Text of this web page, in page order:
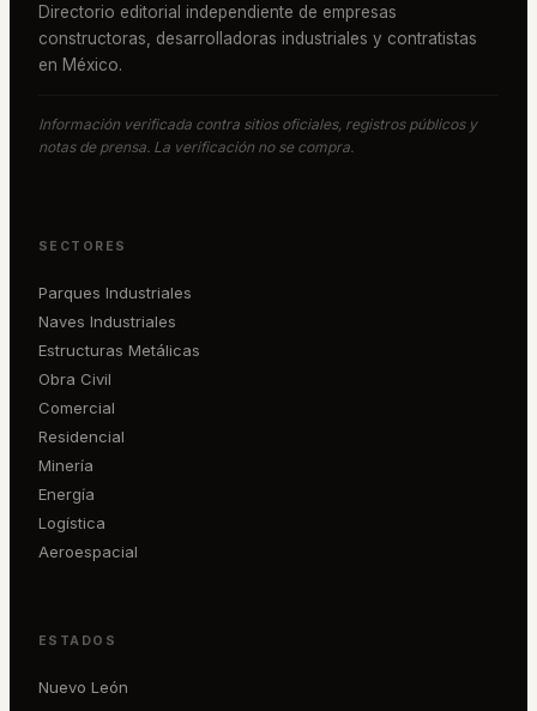
Directorio editorial independiente de empresas
constructoras, desarrolladoras industriales y contratistas
en México.
Información verificada contra sitios oficiales, registros públicos y
notas de prensa. La verificación no se compra.
SECTORES
Parques Industriales
Naves Industriales
Estructuras Metálicas
Obra Civil
Comercial
Residencial
Minería
Energía
Logística
Aeroespacial
ESTADOS
Nuevo León